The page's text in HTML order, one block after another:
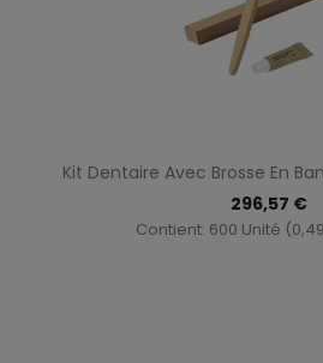
Kit Dentaire Avec Brosse En
296,57 €
Contient: 600 Unité